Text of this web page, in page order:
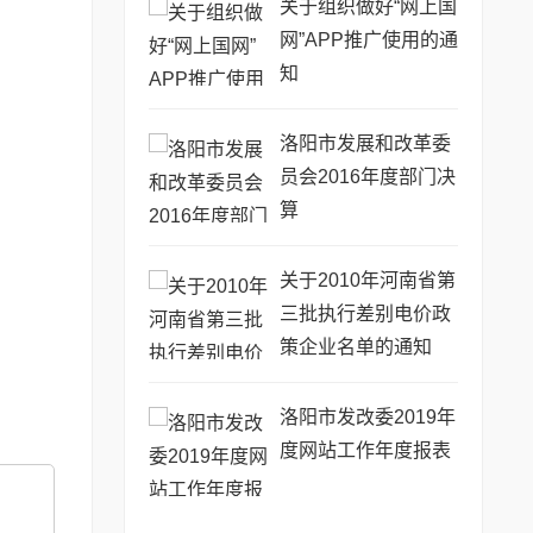
关于组织做好“网上国
网”APP推广使用的通
知
洛阳市发展和改革委
员会2016年度部门决
算
关于2010年河南省第
三批执行差别电价政
策企业名单的通知
洛阳市发改委2019年
度网站工作年度报表